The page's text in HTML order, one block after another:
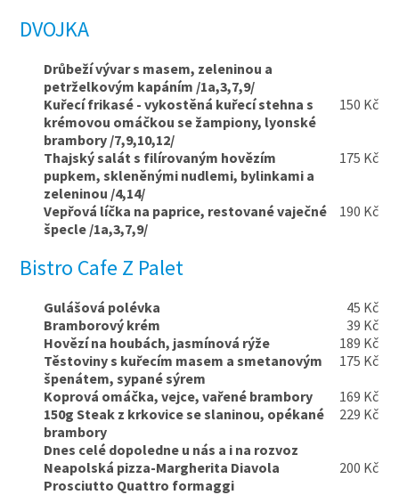
DVOJKA
Drůbeží vývar s masem, zeleninou a
petrželkovým kapáním /1a,3,7,9/
Kuřecí frikasé - vykostěná kuřecí stehna s
krémovou omáčkou se žampiony, lyonské
brambory /7,9,10,12/
150 Kč
Thajský salát s filírovaným hovězím
pupkem, skleněnými nudlemi, bylinkami a
zeleninou /4,14/
175 Kč
Vepřová líčka na paprice, restované vaječné
špecle /1a,3,7,9/
190 Kč
Bistro Cafe Z Palet
Gulášová polévka
45 Kč
Bramborový krém
39 Kč
Hovězí na houbách, jasmínová rýže
189 Kč
Těstoviny s kuřecím masem a smetanovým
špenátem, sypané sýrem
175 Kč
Koprová omáčka, vejce, vařené brambory
169 Kč
150g Steak z krkovice se slaninou, opékané
brambory
229 Kč
Dnes celé dopoledne u nás a i na rozvoz
Neapolská pizza-Margherita Diavola
Prosciutto Quattro formaggi
200 Kč